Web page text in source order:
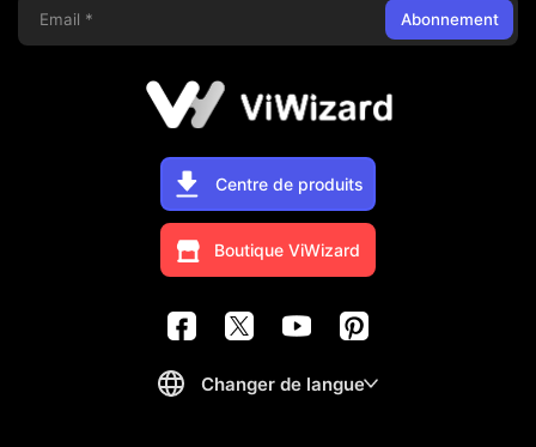
Centre de produits
Boutique ViWizard
Abonnement